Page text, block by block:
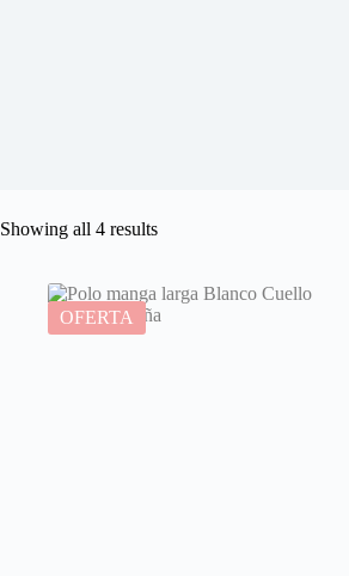
Showing all 4 resultsSorted
OFERTA